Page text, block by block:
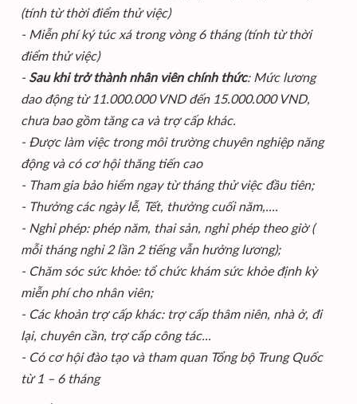
(tính từ thời điểm thử việc)
- Miễn phí ký túc xá trong vòng 6 tháng (tính từ thời
điểm thử việc)
- Sau khi trở thành nhân viên chính thức: Mức lương
dao động từ 11.000.000 VND đến 15.000.000 VND,
chưa bao gồm tăng ca và trợ cấp khác.
- Được làm việc trong môi trường chuyên nghiệp năng
động và có cơ hội thăng tiến cao
- Tham gia bảo hiểm ngay từ tháng thử việc đầu tiên;
- Thưởng các ngày lễ, Tết, thưởng cuối năm,....
- Nghỉ phép: phép năm, thai sản, nghỉ phép theo giờ (
mỗi tháng nghỉ 2 lần 2 tiếng vẫn hưởng lương);
- Chăm sóc sức khỏe: tổ chức khám sức khỏe định kỳ
miễn phí cho nhân viên;
- Các khoản trợ cấp khác: trợ cấp thâm niên, nhà ở, đi
lại, chuyên cần, trợ cấp công tác...
- Có cơ hội đào tạo và tham quan Tổng bộ Trung Quốc
từ 1 – 6 tháng